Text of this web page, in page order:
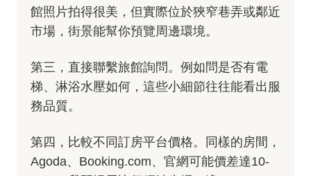
館照片拍得很美，但實際位於狹窄巷弄或鄰近
市場，街景能幫你預覽周邊環境。
第三，直接聯繫旅館詢問。例如問是否有電
梯、淋浴水壓如何，這些小細節往往能看出服
務品質。
第四，比較不同訂房平台價格。同樣的房間，
Agoda、Booking.com、官網可能價差達10-